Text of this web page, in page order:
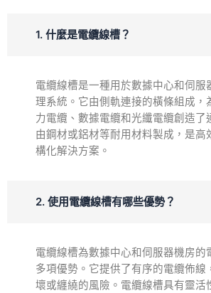
1. 什麼是電纜線槽？
電纜線槽是一種用於數據中心和伺服
理系統。它由側軌連接的橫條組成，
力電纜、數據電纜和光纖電纜創造了
由鋼材或鋁材等耐用材料製成，是高
構化解決方案。
2. 使用電纜線槽有哪些優勢？
電纜線槽為數據中心和伺服器機房的
多項優勢。它提供了有序的電纜佈線
壞或纏繞的風險。電纜線槽具有靈活